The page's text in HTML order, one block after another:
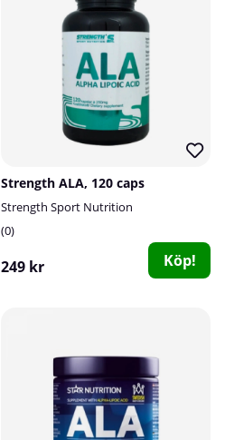
Strength ALA, 120 caps
Strength Sport Nutrition
0
249 kr Köp!